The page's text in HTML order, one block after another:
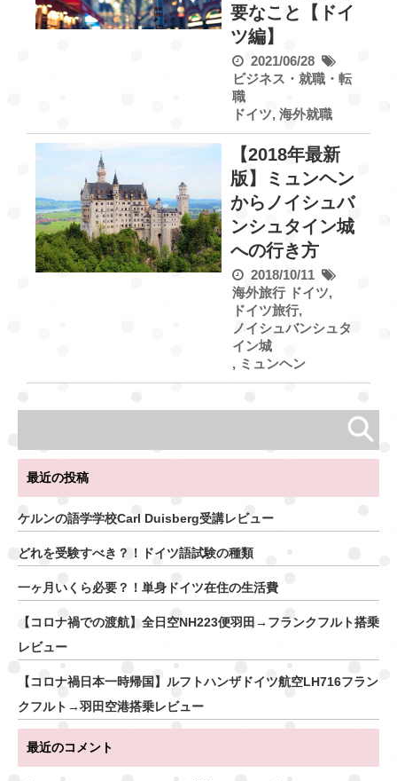
要なこと【ドイ
ツ編】
2021/06/28
ビジネス・就職・転
職
ドイツ, 海外就職
【2018年最新
版】ミュンヘン
からノイシュバ
ンシュタイン城
への行き方
2018/10/11
海外旅行 ドイツ,
ドイツ旅行,
ノイシュバンシュタ
イン城
, ミュンヘン
最近の投稿
ケルンの語学学校Carl Duisberg受講レビュー
どれを受験すべき？！ドイツ語試験の種類
一ヶ月いくら必要？！単身ドイツ在住の生活費
【コロナ禍での渡航】全日空NH223便羽田→フランクフルト搭乗
レビュー
【コロナ禍日本一時帰国】ルフトハンザドイツ航空LH716フラン
クフルト→羽田空港搭乗レビュー
最近のコメント